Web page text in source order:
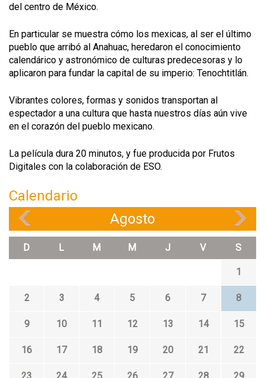
del centro de México.
En particular se muestra cómo los mexicas, al ser el último
pueblo que arribó al Anahuac, heredaron el conocimiento
calendárico y astronómico de culturas predecesoras y lo
aplicaron para fundar la capital de su imperio: Tenochtitlán.
Vibrantes colores, formas y sonidos transportan al
espectador a una cultura que hasta nuestros días aún vive
en el corazón del pueblo mexicano.
La película dura 20 minutos, y fue producida por Frutos
Digitales con la colaboración de ESO.
Calendario
Agosto
D L M M J V S
1
2 3 4 5 6 7 8
9 10 11 12 13 14 15
16 17 18 19 20 21 22